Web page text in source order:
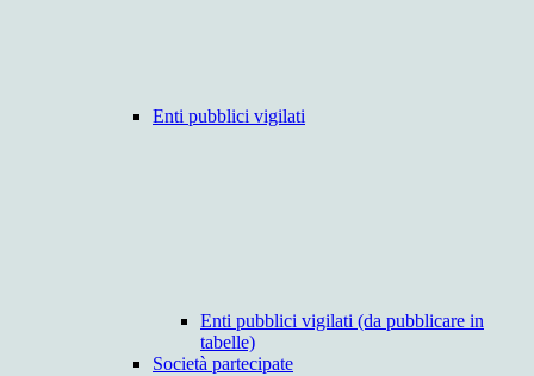
Enti pubblici vigilati
Enti pubblici vigilati (da pubblicare in
tabelle)
Società partecipate